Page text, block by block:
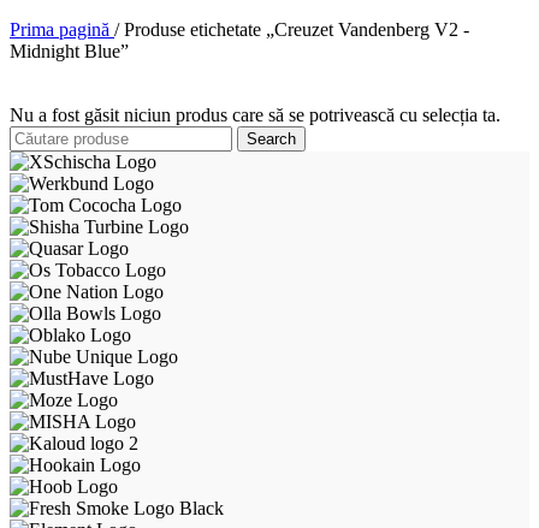
Prima pagină / Produse etichetate „Creuzet Vandenberg V2 -
Midnight Blue”
Nu a fost găsit niciun produs care să se potrivească cu selecția ta.
Search